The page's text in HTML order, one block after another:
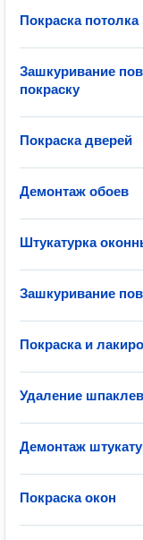
Покраска потолка
Зашкуривание
покраску
Покраска дверей
Демонтаж обоев
Штукатурка
Зашкуривание
Покраска и
Удаление
Демонтаж
Покраска окон